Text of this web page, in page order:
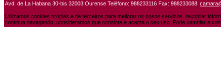
Avd. de La Habana 30-bis 32003 Ourense Teléfono: 988233116 Fax: 988233088
Utilizamos cookies propias e de terceiros para mellorar os nosos servizos, recopilar
continua navegando, consideramos que consinte e acepta o seu uso. Pode cambiar a